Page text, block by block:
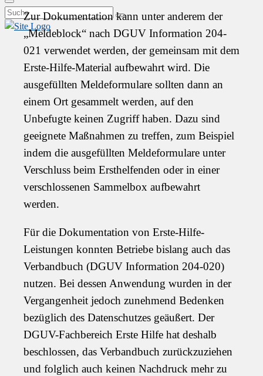
Close
Search
for:
Suchen
Zur Dokumentation kann unter anderem der
„Meldeblock“ nach DGUV Information 204-
021 verwendet werden, der gemeinsam mit dem
Erste-Hilfe-Material aufbewahrt wird. Die
ausgefüllten Meldeformulare sollten dann an
einem Ort gesammelt werden, auf den
Unbefugte keinen Zugriff haben. Dazu sind
geeignete Maßnahmen zu treffen, zum Beispiel
indem die ausgefüllten Meldeformulare unter
Verschluss beim Ersthelfenden oder in einer
verschlossenen Sammelbox aufbewahrt
werden.
Für die Dokumentation von Erste-Hilfe-
Leistungen konnten Betriebe bislang auch das
Verbandbuch (DGUV Information 204-020)
nutzen. Bei dessen Anwendung wurden in der
Vergangenheit jedoch zunehmend Bedenken
bezüglich des Datenschutzes geäußert. Der
DGUV-Fachbereich Erste Hilfe hat deshalb
beschlossen, das Verbandbuch zurückzuziehen
und folglich auch keinen Nachdruck mehr zu